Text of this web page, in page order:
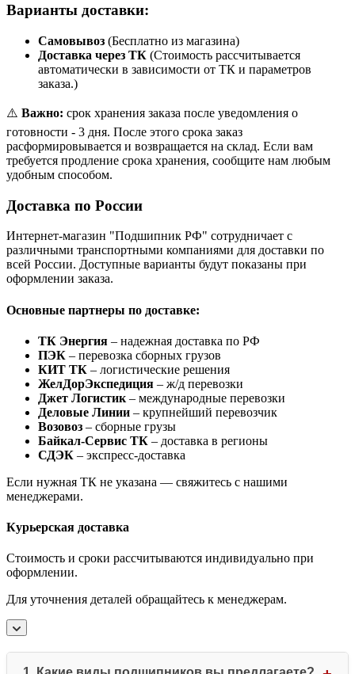
Варианты доставки:
Самовывоз (Бесплатно из магазина)
Доставка через ТК (Стоимость рассчитывается
автоматически в зависимости от ТК и параметров
заказа.)
⚠️ Важно: срок хранения заказа после уведомления о
готовности - 3 дня. После этого срока заказ
расформировывается и возвращается на склад. Если вам
требуется продление срока хранения, сообщите нам любым
удобным способом.
Доставка по России
Интернет-магазин "Подшипник РФ" сотрудничает с
различными транспортными компаниями для доставки по
всей России. Доступные варианты будут показаны при
оформлении заказа.
Основные партнеры по доставке:
ТК Энергия – надежная доставка по РФ
ПЭК – перевозка сборных грузов
КИТ ТК – логистические решения
ЖелДорЭкспедиция – ж/д перевозки
Джет Логистик – международные перевозки
Деловые Линии – крупнейший перевозчик
Возовоз – сборные грузы
Байкал-Сервис ТК – доставка в регионы
СДЭК – экспресс-доставка
Если нужная ТК не указана — свяжитесь с нашими
менеджерами.
Курьерская доставка
Стоимость и сроки рассчитываются индивидуально при
оформлении.
Для уточнения деталей обращайтесь к менеджерам.